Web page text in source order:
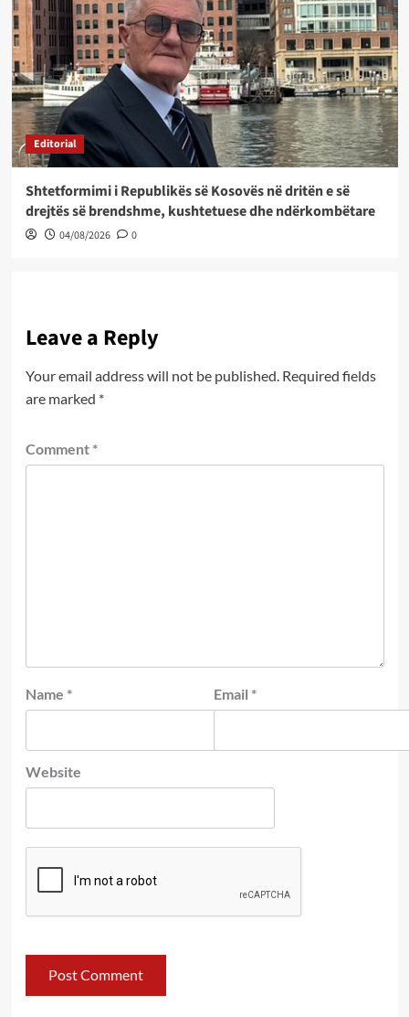
Editorial
Shtetformimi i Republikës së Kosovës në dritën e së
drejtës së brendshme, kushtetuese dhe ndërkombëtare
04/08/2026 0
Leave a Reply
Your email address will not be published. Required fields
are marked *
Comment *
Name * Email *
Website